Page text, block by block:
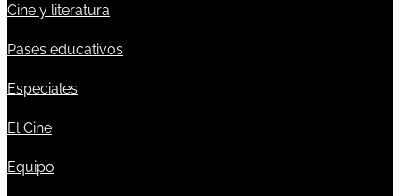
Cine y literatura
Pases educativos
Especiales
El Cine
Equipo